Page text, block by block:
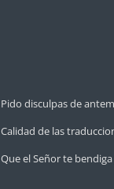
Pido disculpas de
Calidad de las
Que el Señor te